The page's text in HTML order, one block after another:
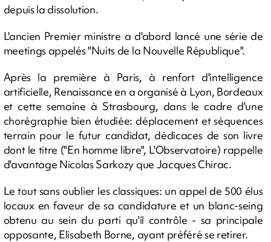
depuis la dissolution.
L'ancien Premier ministre a d'abord lancé une série de
meetings appelés "Nuits de la Nouvelle République".
Après la première à Paris, à renfort d'intelligence
artificielle, Renaissance en a organisé à Lyon, Bordeaux
et cette semaine à Strasbourg, dans le cadre d'une
chorégraphie bien étudiée: déplacement et séquences
terrain pour le futur candidat, dédicaces de son livre
dont le titre ("En homme libre", L'Observatoire) rappelle
d'avantage Nicolas Sarkozy que Jacques Chirac.
Le tout sans oublier les classiques: un appel de 500 élus
locaux en faveur de sa candidature et un blanc-seing
obtenu au sein du parti qu'il contrôle - sa principale
opposante, Elisabeth Borne, ayant préféré se retirer.